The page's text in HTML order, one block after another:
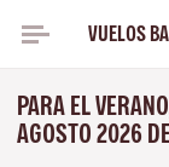
VUELOS
PARA EL
AGOSTO 2026